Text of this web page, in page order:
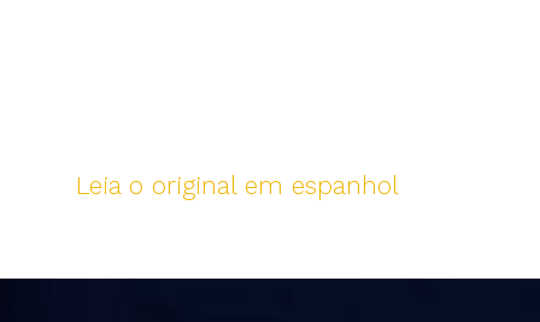
Leia o original em espanhol